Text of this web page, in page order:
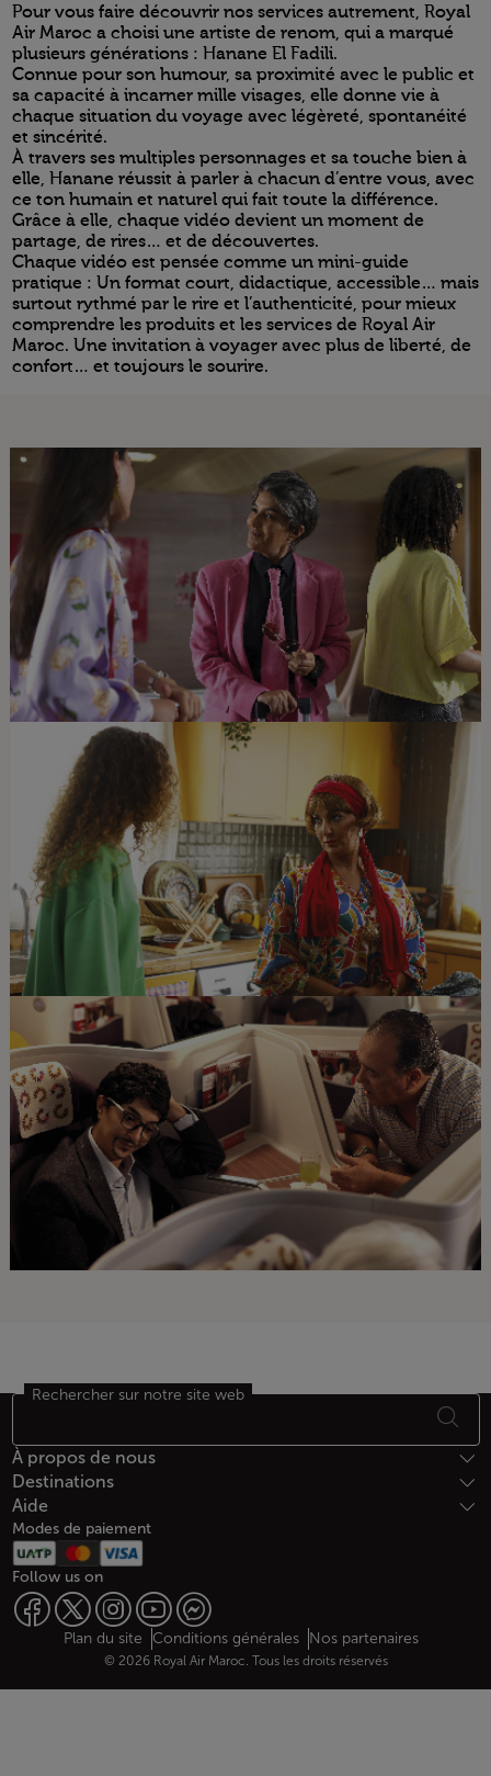
Pour vous faire découvrir nos services autrement, Royal
Air Maroc a choisi une artiste de renom, qui a marqué
plusieurs générations : Hanane El Fadili.
Connue pour son humour, sa proximité avec le public et
sa capacité à incarner mille visages, elle donne vie à
chaque situation du voyage avec légèreté, spontanéité
et sincérité.
À travers ses multiples personnages et sa touche bien à
elle, Hanane réussit à parler à chacun d’entre vous, avec
ce ton humain et naturel qui fait toute la différence.
Grâce à elle, chaque vidéo devient un moment de
partage, de rires… et de découvertes.
Chaque vidéo est pensée comme un mini-guide
pratique : Un format court, didactique, accessible… mais
surtout rythmé par le rire et l’authenticité, pour mieux
comprendre les produits et les services de Royal Air
Maroc. Une invitation à voyager avec plus de liberté, de
confort… et toujours le sourire.
Bas de page Plan du site
Rechercher sur notre site web
À propos de nous
Destinations
Aide
Modes de paiement
Follow us on
Web map links
$Title.getData()
Plan du site Conditions générales Nos partenaires
© 2026 Royal Air Maroc. Tous les droits réservés